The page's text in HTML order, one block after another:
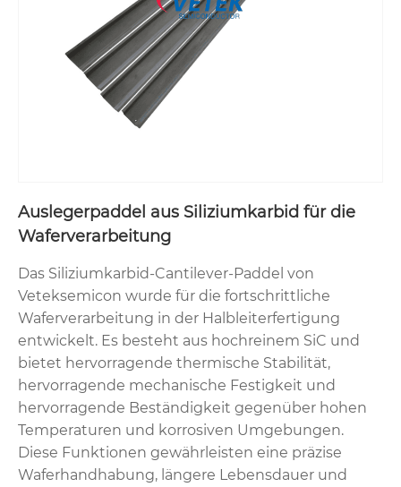
Auslegerpaddel aus Siliziumkarbid für die
Waferverarbeitung
Das Siliziumkarbid-Cantilever-Paddel von
Veteksemicon wurde für die fortschrittliche
Waferverarbeitung in der Halbleiterfertigung
entwickelt. Es besteht aus hochreinem SiC und
bietet hervorragende thermische Stabilität,
hervorragende mechanische Festigkeit und
hervorragende Beständigkeit gegenüber hohen
Temperaturen und korrosiven Umgebungen.
Diese Funktionen gewährleisten eine präzise
Waferhandhabung, längere Lebensdauer und